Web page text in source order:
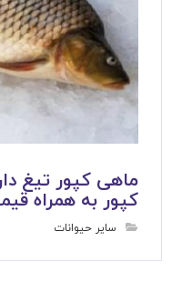
ماهی کپور تیغ
کپور به همراه
سایر حیوانات